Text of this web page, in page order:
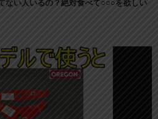
ない人いるの？絶対食べて○○○を欲しい